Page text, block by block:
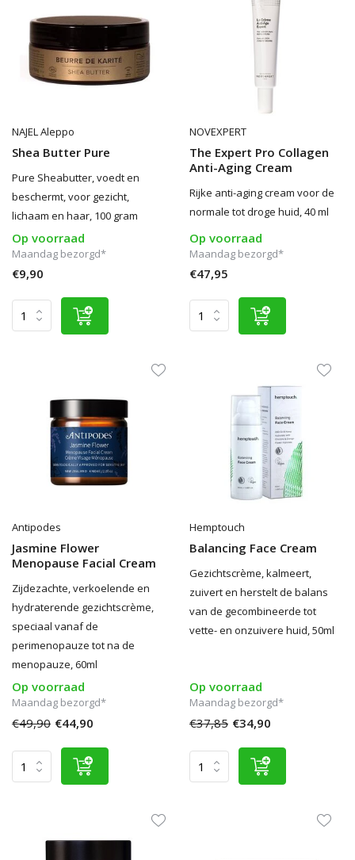
NAJEL Aleppo
Shea Butter Pure
Pure Sheabutter, voedt en
beschermt, voor gezicht,
lichaam en haar, 100 gram
Op voorraad
Maandag bezorgd*
€9,90
NOVEXPERT
The Expert Pro Collagen
Anti-Aging Cream
Rijke anti-aging cream voor de
normale tot droge huid, 40 ml
Op voorraad
Maandag bezorgd*
€47,95
Antipodes
Jasmine Flower
Menopause Facial Cream
Zijdezachte, verkoelende en
hydraterende gezichtscrème,
speciaal vanaf de
perimenopauze tot na de
menopauze, 60ml
Op voorraad
Maandag bezorgd*
€49,90 €44,90
Hemptouch
Balancing Face Cream
Gezichtscrème, kalmeert,
zuivert en herstelt de balans
van de gecombineerde tot
vette- en onzuivere huid, 50ml
Op voorraad
Maandag bezorgd*
€37,85 €34,90